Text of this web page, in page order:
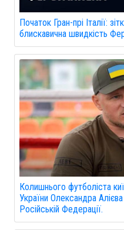
Початок Гран-прі Італії:
блискавична швидкість
Колишнього футболіста
України Олександра
Російській Федерації.